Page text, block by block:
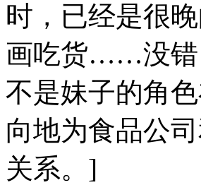
时，已经是很
画吃货……没错
不是妹子的角
向地为食品公
关系。]